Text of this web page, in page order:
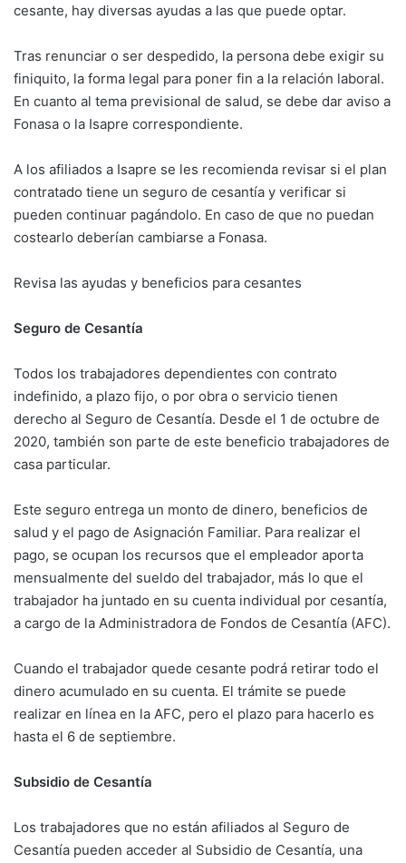
cesante, hay diversas ayudas a las que puede optar.
Tras renunciar o ser despedido, la persona debe exigir su
finiquito, la forma legal para poner fin a la relación laboral.
En cuanto al tema previsional de salud, se debe dar aviso a
Fonasa o la Isapre correspondiente.
A los afiliados a Isapre se les recomienda revisar si el plan
contratado tiene un seguro de cesantía y verificar si
pueden continuar pagándolo. En caso de que no puedan
costearlo deberían cambiarse a Fonasa.
Revisa las ayudas y beneficios para cesantes
Seguro de Cesantía
Todos los trabajadores dependientes con contrato
indefinido, a plazo fijo, o por obra o servicio tienen
derecho al Seguro de Cesantía. Desde el 1 de octubre de
2020, también son parte de este beneficio trabajadores de
casa particular.
Este seguro entrega un monto de dinero, beneficios de
salud y el pago de Asignación Familiar. Para realizar el
pago, se ocupan los recursos que el empleador aporta
mensualmente del sueldo del trabajador, más lo que el
trabajador ha juntado en su cuenta individual por cesantía,
a cargo de la Administradora de Fondos de Cesantía (AFC).
Cuando el trabajador quede cesante podrá retirar todo el
dinero acumulado en su cuenta. El trámite se puede
realizar en línea en la AFC, pero el plazo para hacerlo es
hasta el 6 de septiembre.
Subsidio de Cesantía
Los trabajadores que no están afiliados al Seguro de
Cesantía pueden acceder al Subsidio de Cesantía, una